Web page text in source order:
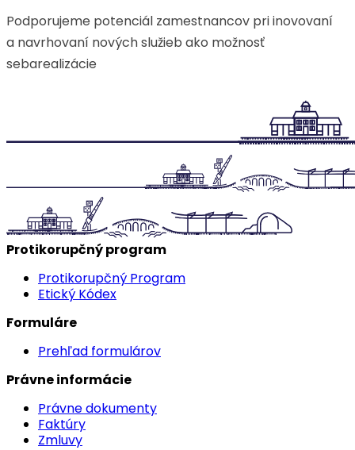
Podporujeme potenciál zamestnancov pri inovovaní
a navrhovaní nových služieb ako možnosť
sebarealizácie
Protikorupčný program
Protikorupčný Program
Etický Kódex
Formuláre
Prehľad formulárov
Právne informácie
Právne dokumenty
Faktúry
Zmluvy